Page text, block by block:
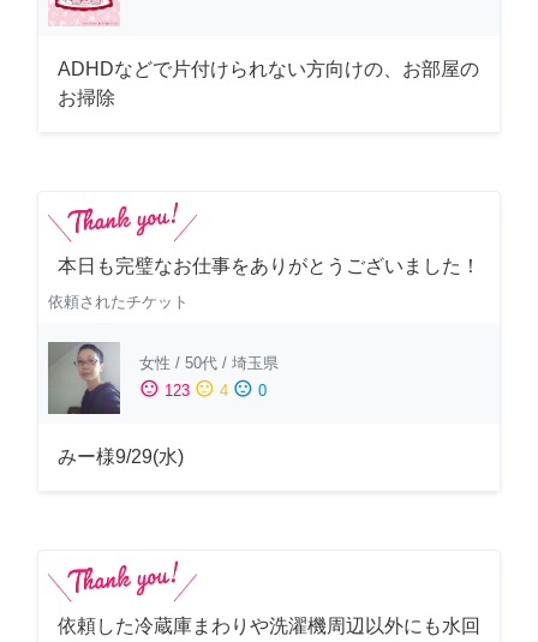
ADHDなどで片付けられない方向けの、お部屋の
お掃除
本日も完璧なお仕事をありがとうございました！
依頼されたチケット
女性 / 50代 / 埼玉県
sentiment_satisfied 123 sentiment_neutral 4 sentiment_dissatisfied 0
みー様9/29(水)
依頼した冷蔵庫まわりや洗濯機周辺以外にも水回